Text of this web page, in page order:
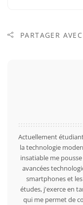
PARTAGER AVEC
Actuellement
la technologie
insatiable me
avancées
smartphones et
études, j'exerce en
qui me permet de